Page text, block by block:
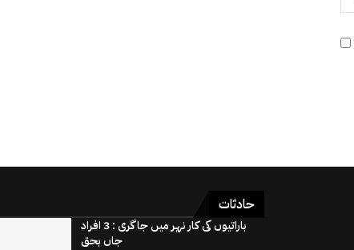
حادثات
باراتیوں کی کار نہر میں جاگری : 3 افراد
جاں بحق